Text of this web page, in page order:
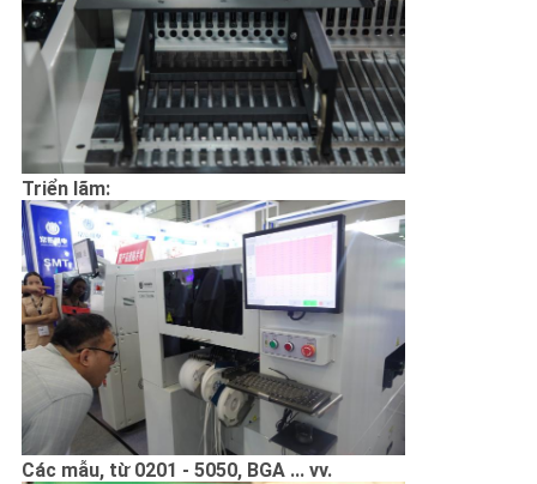
Triển lãm:
Các mẫu, từ 0201 - 5050, BGA ... vv.